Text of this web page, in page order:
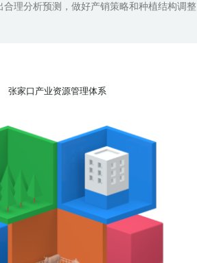
合理分析预测，做好产销策略和种植结构调
张家口产业资源管理体系